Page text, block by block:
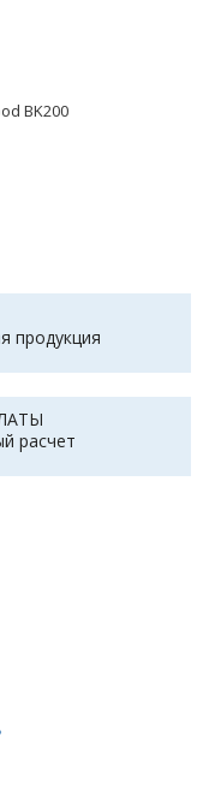
BK200
продукция
расчет